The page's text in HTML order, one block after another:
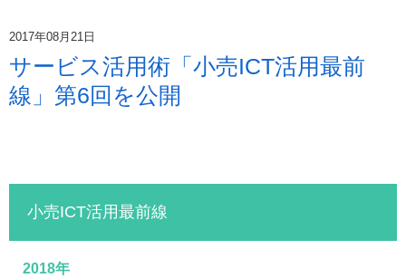
2017年08月21日
サービス活用術「小売ICT活用最前
線」第6回を公開
小売ICT活用最前線
2018年